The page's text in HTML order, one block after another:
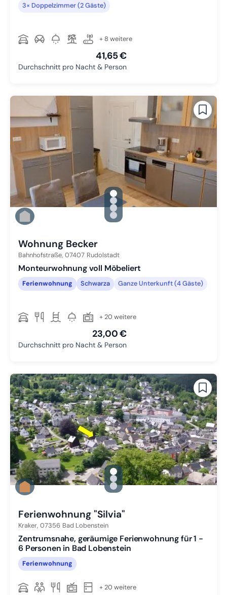
3× Doppelzimmer (2 Gäste)
+ 8 weitere
41,65 €
Durchschnitt pro Nacht & Person
gallery.slide_selector
Zu Slide 1 wechseln
Zu Slide 2 wechseln
Zu Slide 3 wechseln
Zu Slide 4 wechseln
Wohnung Becker
Bahnhofstraße, 07407 Rudolstadt
Monteurwohnung voll Möbeliert
Ferienwohnung Schwarza Ganze Unterkunft (4 Gäste)
+ 20 weitere
23,00 €
Durchschnitt pro Nacht & Person
gallery.slide_selector
Zu Slide 1 wechseln
Zu Slide 2 wechseln
Zu Slide 3 wechseln
Ferienwohnung "Silvia"
Kraker, 07356 Bad Lobenstein
Zentrumsnahe, geräumige Ferienwohnung für 1 -
6 Personen in Bad Lobenstein
Ferienwohnung
+ 20 weitere